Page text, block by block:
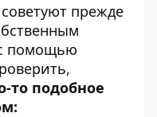
прежде
помощью
то подобное